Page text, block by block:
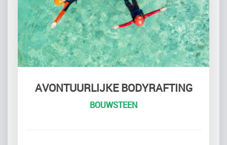
AVONTUURLIJKE BODYRAFTING
BOUWSTEEN